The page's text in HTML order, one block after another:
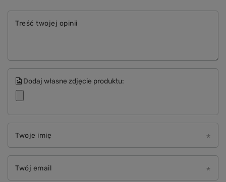
Treść twojej opinii
Dodaj własne zdjęcie produktu:
Twoje imię
Twój email